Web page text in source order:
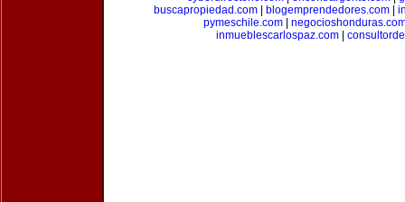
buscapropiedad.com| blogemprendedores.com|
pymeschile.com|
inmueblescarlospaz.com|